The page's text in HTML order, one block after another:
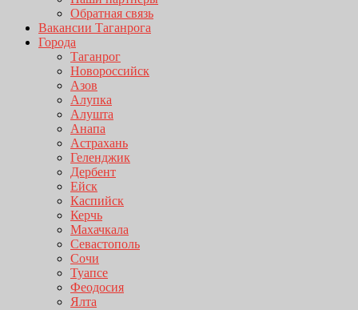
Обратная связь
Вакансии Таганрога
Города
Таганрог
Новороссийск
Азов
Алупка
Алушта
Анапа
Астрахань
Геленджик
Дербент
Ейск
Каспийск
Керчь
Махачкала
Севастополь
Сочи
Туапсе
Феодосия
Ялта